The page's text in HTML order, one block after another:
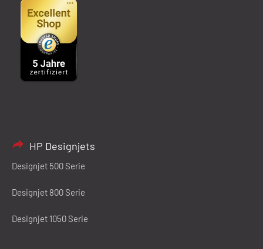
HP Designjets
Designjet 500 Serie
Designjet 800 Serie
Designjet 1050 Serie